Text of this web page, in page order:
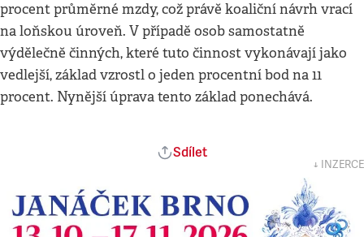
procent průměrné mzdy, což právě koaliční návrh vrací
na loňskou úroveň. V případě osob samostatně
výdělečně činných, které tuto činnost vykonávají jako
vedlejší, základ vzrostl o jeden procentní bod na 11
procent. Nynější úprava tento základ ponechává.
Sdílet
↓ INZERCE